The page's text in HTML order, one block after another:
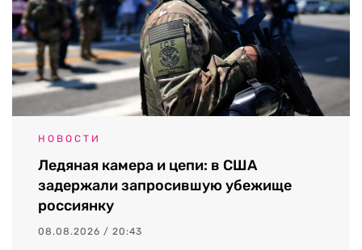
НОВОСТИ
Ледяная камера и цепи: в США
задержали запросившую убежище
россиянку
08.08.2026 / 20:43